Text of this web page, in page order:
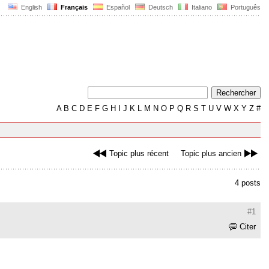
English Français Español Deutsch Italiano Português
AB C D E F G H J K L M N O P Q R S T U V W X Y Z #
Topic plus récent Topic plus ancien
4 posts
#1
Citer